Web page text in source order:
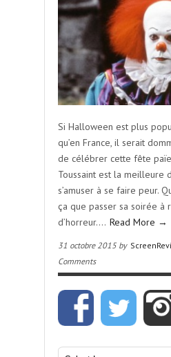
Si Halloween est plus
qu’en France, il serait
de célébrer cette fête
Toussaint est la meilleure
s’amuser à se faire peur.
ça que passer sa soirée à
d’horreur…. Read More →
31 octobre 2015 by
Comments